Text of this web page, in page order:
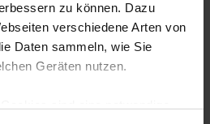
zu können. Dazu
verschiedene Arten von
Daten sammeln, wie Sie
Geräten nutzen.